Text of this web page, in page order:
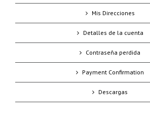
Mis Direcciones
Detalles de la cuenta
Contraseña perdida
Payment Confirmation
Descargas